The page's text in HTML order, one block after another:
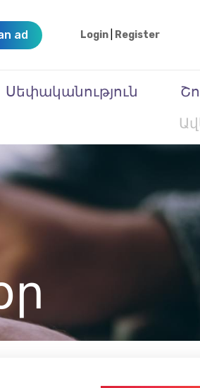
ad Login Register
Սեփականություն